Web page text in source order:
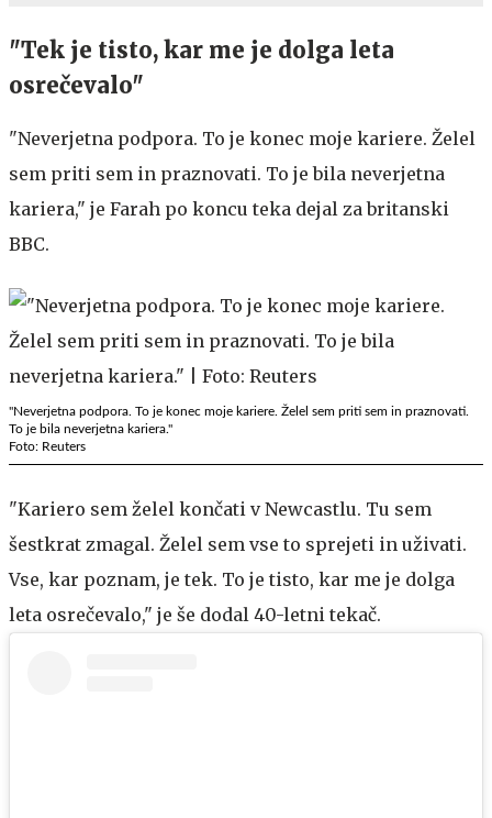
"Tek je tisto, kar me je dolga leta
osrečevalo"
"Neverjetna podpora. To je konec moje kariere. Želel
sem priti sem in praznovati. To je bila neverjetna
kariera," je Farah po koncu teka dejal za britanski
BBC.
"Neverjetna podpora. To je konec moje kariere. Želel sem priti sem in praznovati.
To je bila neverjetna kariera."
Foto: Reuters
"Kariero sem želel končati v Newcastlu. Tu sem
šestkrat zmagal. Želel sem vse to sprejeti in uživati.
Vse, kar poznam, je tek. To je tisto, kar me je dolga
leta osrečevalo," je še dodal 40-letni tekač.